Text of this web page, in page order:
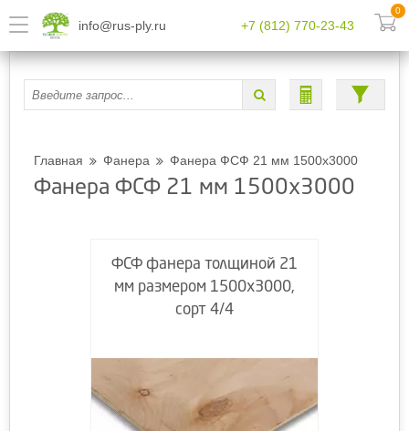
info@rus-ply.ru +7 (812) 770-23-43
0
Главная Фанера Фанера ФСФ 21 мм 1500х3000
Фанера ФСФ 21 мм 1500х3000
ФСФ фанера толщиной 21
мм размером 1500х3000,
сорт 4/4